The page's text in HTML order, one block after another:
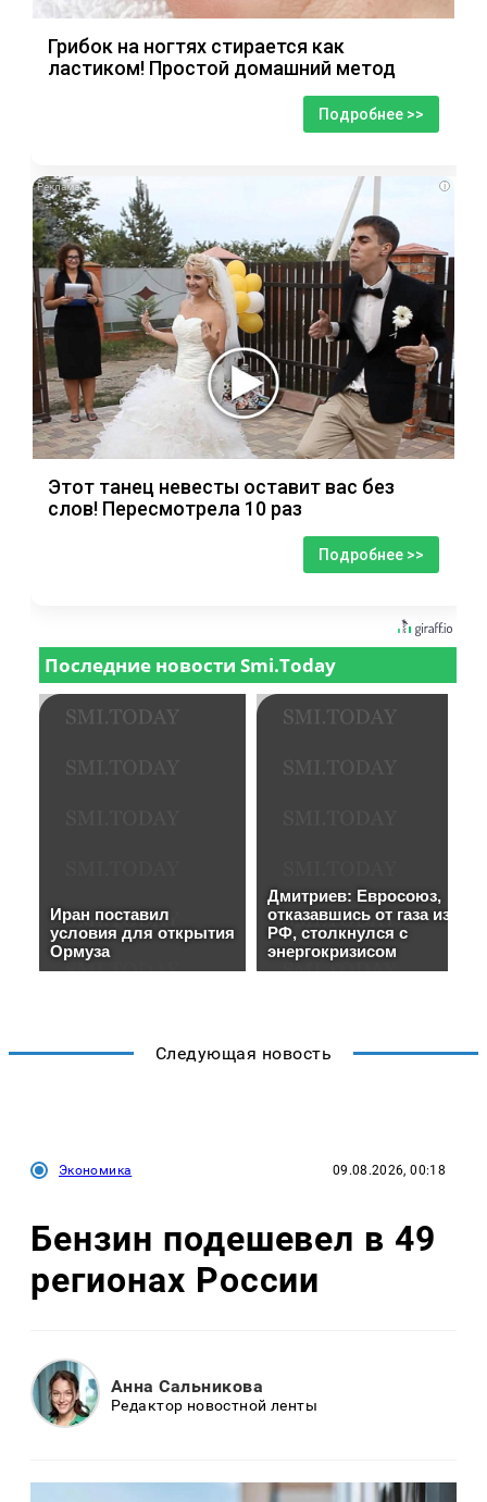
Грибок на ногтях стирается как
ластиком! Простой домашний метод
Подробнее >>
i
Этот танец невесты оставит вас без
слов! Пересмотрела 10 раз
Подробнее >>
Следующая новость
Экономика 09.08.2026, 00:18
Бензин подешевел в 49
регионах России
Анна Сальникова
Редактор новостной ленты